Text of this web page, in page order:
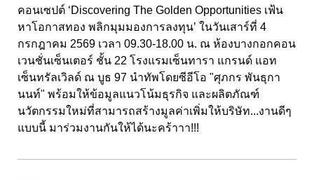
คอนเซปต์ ‘Discovering The Golden Opportunities เฟ้น
หาโอกาสทอง พลิกมุมมองการลงทุน’ ในวันเสาร์ที่ 4
กรกฎาคม 2569 เวลา 09.30-18.00 น. ณ ห้องบางกอกคอน
เวนชั่นเซ็นเตอร์ ชั้น 22 โรงแรมเซ็นทารา แกรนด์ แอท
เซ็นทรัลเวิลด์ ณ บูธ 97 นำทัพโดยซีอีโอ "ศุภกร พันธุกา
นนท์" พร้อมให้ข้อมูลแนวโน้มธุรกิจ และผลิตภัณฑ์
นวัตกรรมใหม่ที่สามารถสร้างมูลค่าเพิ่มให้บริษัท...งานดีๆ
แบบนี้ มาร่วมงานกันให้ได้นะคร้าาา!!!